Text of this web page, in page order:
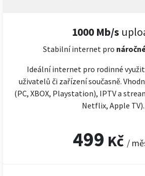
1000 Mb/s
Stabilní internet pro
Ideální internet pro rodinné
uživatelů či zařízení současně.
(PC, XBOX, Playstation), IPTV a
Netflix, Apple TV).
499 Kč /